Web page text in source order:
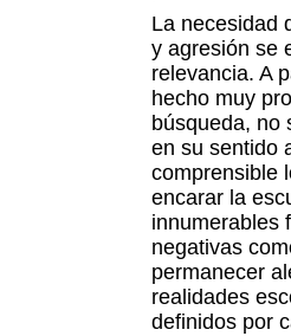
La necesidad
y agresión se
relevancia. A
hecho muy
búsqueda, no
en su sentido
comprensible
encarar la
innumerables
negativas
permanecer
realidades
definidos por